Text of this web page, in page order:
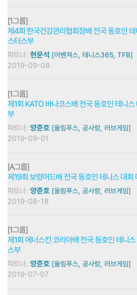
[1그룹]
제4회 한국건강관리협회장배 전국 동호인
스터스부
파트너 :현문석 [어벤져스, 테니스365, TFB]
2019-09-08
[1그룹]
제1회 KATO 바나코스배 전국 동호인 테니스
부
파트너 :양준호 [올림푸스, 공사랑, 러브게임]
2019-09-01
[A그룹]
제19회 보령머드배 전국 동호인 테니스 대회
파트너 :양준호 [올림푸스, 공사랑, 러브게임]
2019-08-18
[1그룹]
제1회 에너스킨 코리아배 전국 동호인 테니
스부
파트너 :양준호 [올림푸스, 공사랑, 러브게임]
2019-07-07